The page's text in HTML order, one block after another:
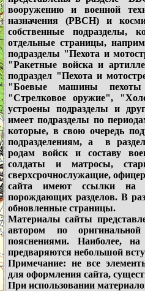
вооружению и военной
назначения (РВСН) и
собственные подразделы,
отдельные страницы,
подразделы "Пехота и
"Ракетные войска и
подраздел "Пехота и
"Боевые машины пехоты
"Стрелковое оружие",
устроены подразделы и
имеет подразделы по
которые, в свою очередь
подразделениям, а в
родам войск и составу
солдаты и матросы,
сверхсрочнослужащие,
сайта имеют ссылки на
порождающих разделов. В
обновленные страницы.
Материалы сайты
автором по
пояснениями. Наиболее,
предваряются небольшой
Примечание: не все
для оформления сайта,
При использовании